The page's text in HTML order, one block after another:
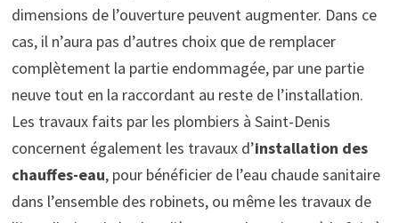
dimensions de l’ouverture peuvent augmenter. Dans ce
cas, il n’aura pas d’autres choix que de remplacer
complètement la partie endommagée, par une partie
neuve tout en la raccordant au reste de l’installation.
Les travaux faits par les plombiers à Saint-Denis
concernent également les travaux d’installation des
chauffes-eau, pour bénéficier de l’eau chaude sanitaire
dans l’ensemble des robinets, ou même les travaux de